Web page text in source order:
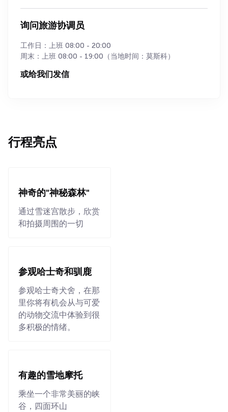
询问旅游协调员
工作日：上班 08:00 - 20:00
周末：上班 08:00 - 19:00（当地时间：莫斯科）
或给我们发信
行程亮点
神奇的"神秘森林"
通过雪迷宫散步，欣赏
和拍摄周围的一切
参观哈士奇和驯鹿
参观哈士奇犬舍，在那
里你将有机会从与可爱
的动物交流中体验到很
多积极的情绪。
有趣的雪地摩托
乘坐一个非常美丽的峡
谷，四面环山